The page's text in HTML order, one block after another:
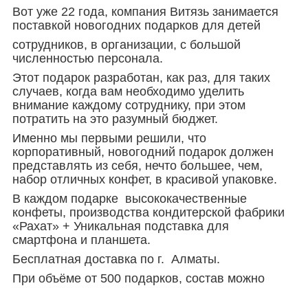
Вот уже 22 года, компания Витязь занимается
поставкой новогодних подарков для детей
сотрудников, в организации, с большой
численностью персонала.
Этот подарок разработан, как раз, для таких
случаев, когда вам необходимо уделить
внимание каждому сотруднику, при этом
потратить на это разумный бюджет.
Именно мы первыми решили, что
корпоративный, новогодний подарок должен
представлять из себя, нечто большее, чем,
набор отличных конфет, в красивой упаковке.
В каждом подарке высококачественные
конфеты, производства кондитерской фабрики
«Рахат» + Уникальная подставка для
смартфона и планшета.
Бесплатная доставка по г. Алматы.
При объёме от 500 подарков, состав можно